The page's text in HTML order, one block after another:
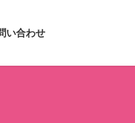
い合わせ